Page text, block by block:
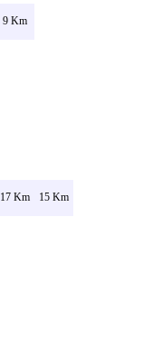
9 Km
17 Km 15 Km